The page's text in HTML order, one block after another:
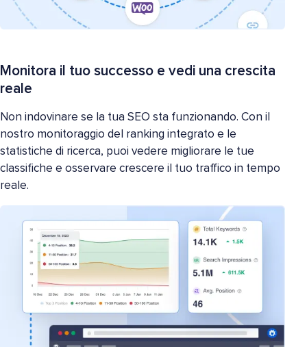
Monitora il tuo successo e vedi una crescita
reale
Non indovinare se la tua SEO sta funzionando. Con il
nostro monitoraggio del ranking integrato e le
statistiche di ricerca, puoi vedere migliorare le tue
classifiche e osservare crescere il tuo traffico in tempo
reale.